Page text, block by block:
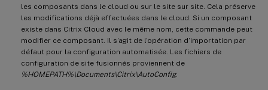
les composants dans le cloud ou sur le site sur site. Cela préserve
les modifications déjà effectuées dans le cloud. Si un composant
existe dans Citrix Cloud avec le même nom, cette commande peut
modifier ce composant. Il s’agit de l’opération d’importation par
défaut pour la configuration automatisée. Les fichiers de
configuration de site fusionnés proviennent de
%HOMEPATH%\Documents\Citrix\AutoConfig.